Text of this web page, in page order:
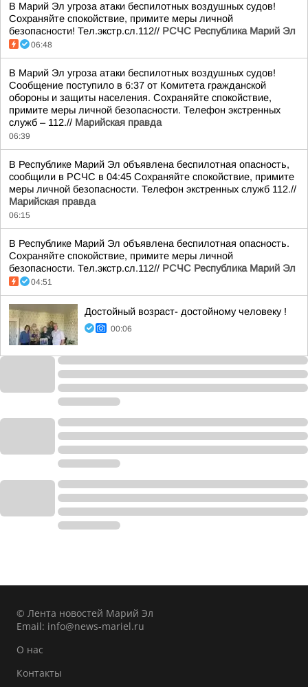
В Марий Эл угроза атаки беспилотных воздушных судов!
Сохраняйте спокойствие, примите меры личной
безопасности! Тел.экстр.сл.112// РСЧС Республика Марий Эл
06:48
В Марий Эл угроза атаки беспилотных воздушных судов!
Сообщение поступило в 6:37 от Комитета гражданской
обороны и защиты населения. Сохраняйте спокойствие,
примите меры личной безопасности. Телефон экстренных
служб – 112.// Марийская правда
06:39
В Республике Марий Эл объявлена беспилотная опасность,
сообщили в РСЧС в 04:45 Сохраняйте спокойствие, примите
меры личной безопасности. Телефон экстренных служб 112.//
Марийская правда
06:15
В Республике Марий Эл объявлена беспилотная опасность.
Сохраняйте спокойствие, примите меры личной
безопасности. Тел.экстр.сл.112// РСЧС Республика Марий Эл
04:51
Достойный возраст- достойному человеку !
00:06
© Лента новостей Марий Эл
Email: info@news-mariel.ru
О нас
Контакты